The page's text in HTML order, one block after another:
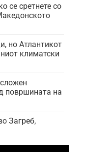
се сретнете со
но Атлантикот
климатски
површината на
Загреб,